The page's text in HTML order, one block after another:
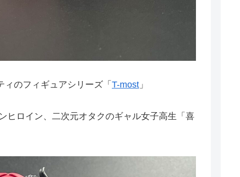
のフィギュアシリーズ「 T-most 」
ヒロイン、二次元オタクのギャル女子高生「喜